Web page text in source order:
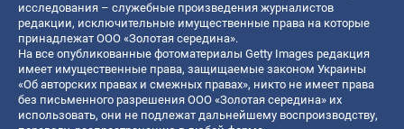
исследования – служебные произведения журналистов
редакции, исключительные имущественные права на которые
принадлежат ООО «Золотая середина».
На все опубликованные фотоматериалы Getty Images редакция
имеет имущественные права, защищаемые законом Украины
«Об авторских правах и смежных правах», никто не имеет права
без письменного разрешения ООО «Золотая середина» их
использовать, они не подлежат дальнейшему воспроизводству,